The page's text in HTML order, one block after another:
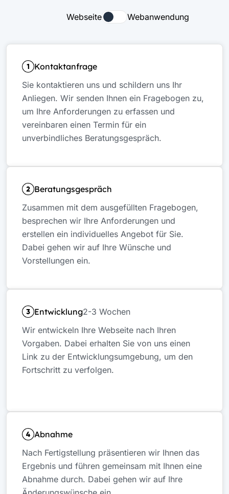
Webseite Webanwendung
Kontaktanfrage
Sie kontaktieren uns und schildern uns Ihr
Anliegen. Wir senden Ihnen ein Fragebogen zu,
um Ihre Anforderungen zu erfassen und
vereinbaren einen Termin für ein
unverbindliches Beratungsgespräch.
Beratungsgespräch
Zusammen mit dem ausgefüllten Fragebogen,
besprechen wir Ihre Anforderungen und
erstellen ein individuelles Angebot für Sie.
Dabei gehen wir auf Ihre Wünsche und
Vorstellungen ein.
Entwicklung2-3 Wochen
Wir entwickeln Ihre Webseite nach Ihren
Vorgaben. Dabei erhalten Sie von uns einen
Link zu der Entwicklungsumgebung, um den
Fortschritt zu verfolgen.
Abnahme
Nach Fertigstellung präsentieren wir Ihnen das
Ergebnis und führen gemeinsam mit Ihnen eine
Abnahme durch. Dabei gehen wir auf Ihre